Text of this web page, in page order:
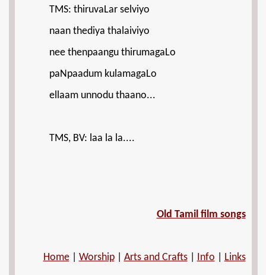
TMS: thiruvaLar selviyo
naan thediya thalaiviyo
nee thenpaangu thirumagaLo
paNpaadum kulamagaLo
ellaam unnodu thaano...
TMS, BV: laa la la....
Old Tamil film songs
Home| Worship| Arts and Crafts| Info Links